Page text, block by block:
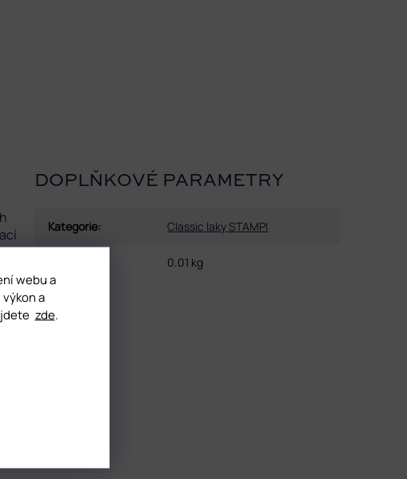
webu a
a
zde.
DOPLŇKOVÉ PARAMETRY
Kategorie: Classic laky STAMPI
0.01 kg